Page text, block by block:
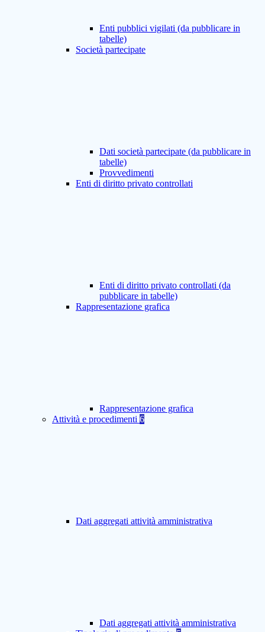
Enti pubblici vigilati (da pubblicare in
tabelle)
Società partecipate
Dati società partecipate (da pubblicare in
tabelle)
Provvedimenti
Enti di diritto privato controllati
Enti di diritto privato controllati (da
pubblicare in tabelle)
Rappresentazione grafica
Rappresentazione grafica
Attività e procedimenti 6
Dati aggregati attività amministrativa
Dati aggregati attività amministrativa